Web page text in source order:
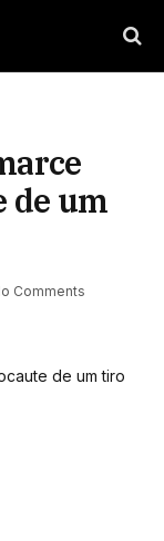
de um
Comments